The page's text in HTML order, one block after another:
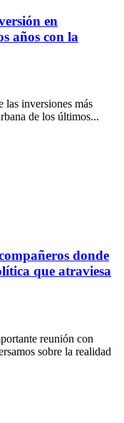
en
años con la
las inversiones más
de los últimos...
donde
que atraviesa
reunión con
sobre la realidad